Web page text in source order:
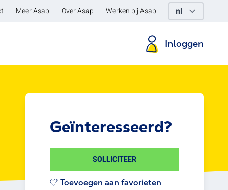
Meer Asap Over Asap Werken bij Asap
Inloggen
Geïnteresseerd?
SOLLICITEER
Toevoegen aan favorieten